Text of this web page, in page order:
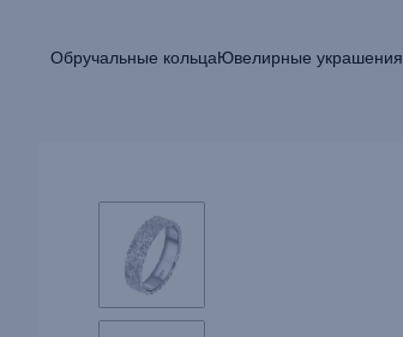
Обручальные кольцаЮвелирные украшения